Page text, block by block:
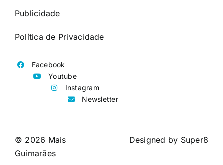
Publicidade
Política de Privacidade
Facebook
Youtube
Instagram
Newsletter
© 2026 Mais
Guimarães
Designed by Super8